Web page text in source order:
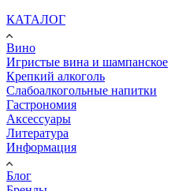
КАТАЛОГ
Вино
Игристые вина и шампанское
Крепкий алкоголь
Слабоалкогольные напитки
Гастрономия
Аксессуары
Литература
Информация
Блог